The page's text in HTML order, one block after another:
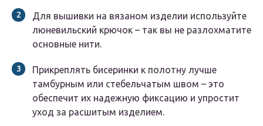
Для вышивки на вязаном изделии используйте
люневильский крючок – так вы не разлохматите
основные нити.
Прикреплять бисеринки к полотну лучше
тамбурным или стебельчатым швом – это
обеспечит их надежную фиксацию и упростит
уход за расшитым изделием.